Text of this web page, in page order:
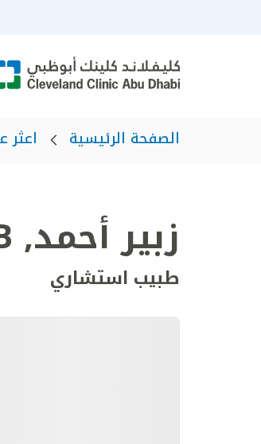
الصفحة الرئيسية
زبير أحمد,
طبيب استشاري